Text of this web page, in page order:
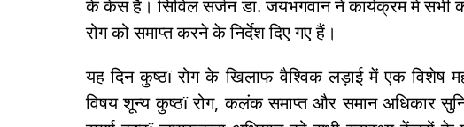
के केस हैं। सिविल सर्जन डा. जयभगवान ने कार्यक्रम में सभी
रोग को समाप्त करने के निर्देश दिए गए हैं।
यह दिन कुष्ठï रोग के खिलाफ वैश्विक लड़ाई में एक विशेष
विषय शून्य कुष्ठï रोग, कलंक समाप्त और समान अधिकार